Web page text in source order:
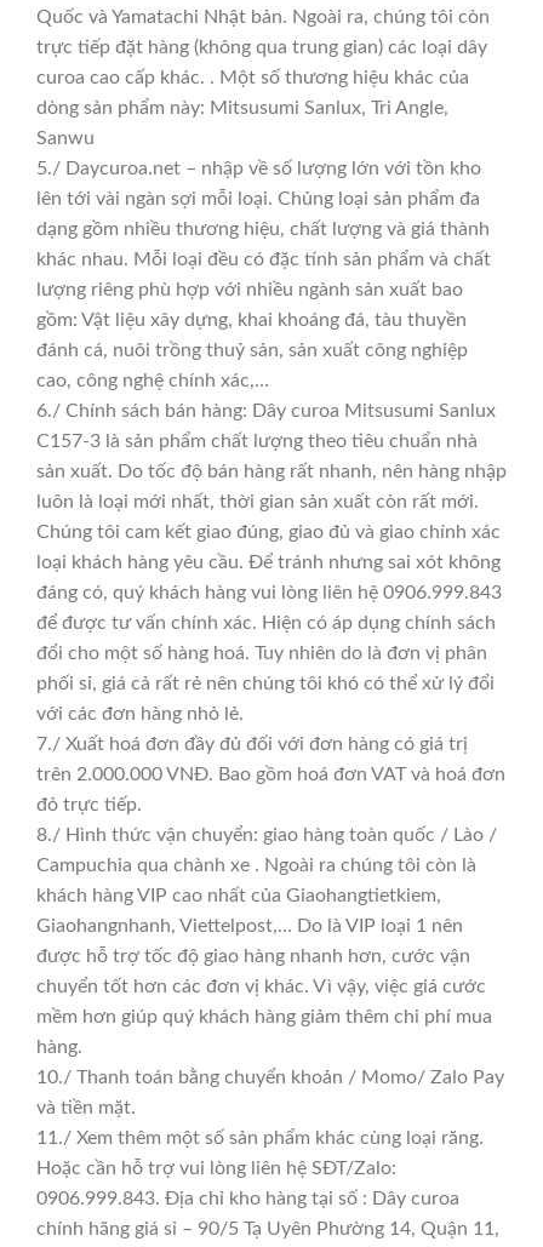
Quốc và Yamatachi Nhật bản. Ngoài ra, chúng tôi còn
trực tiếp đặt hàng (không qua trung gian) các loại dây
curoa cao cấp khác. . Một số thương hiệu khác của
dòng sản phẩm này: Mitsusumi Sanlux, Tri Angle,
Sanwu
5./ Daycuroa.net – nhập về số lượng lớn với tồn kho
lên tới vài ngàn sợi mỗi loại. Chủng loại sản phẩm đa
dạng gồm nhiều thương hiệu, chất lượng và giá thành
khác nhau. Mỗi loại đều có đặc tính sản phẩm và chất
lượng riêng phù hợp với nhiều ngành sản xuất bao
gồm: Vật liệu xây dựng, khai khoáng đá, tàu thuyền
đánh cá, nuôi trồng thuỷ sản, sản xuất công nghiệp
cao, công nghệ chính xác,…
6./ Chính sách bán hàng: Dây curoa Mitsusumi Sanlux
C157-3 là sản phẩm chất lượng theo tiêu chuẩn nhà
sản xuất. Do tốc độ bán hàng rất nhanh, nên hàng nhập
luôn là loại mới nhất, thời gian sản xuất còn rất mới.
Chúng tôi cam kết giao đúng, giao đủ và giao chính xác
loại khách hàng yêu cầu. Để tránh nhưng sai xót không
đáng có, quý khách hàng vui lòng liên hệ 0906.999.843
để được tư vấn chính xác. Hiện có áp dụng chính sách
đổi cho một số hàng hoá. Tuy nhiên do là đơn vị phân
phối sỉ, giá cả rất rẻ nên chúng tôi khó có thể xử lý đổi
với các đơn hàng nhỏ lẻ.
7./ Xuất hoá đơn đầy đủ đối với đơn hàng có giá trị
trên 2.000.000 VNĐ. Bao gồm hoá đơn VAT và hoá đơn
đỏ trực tiếp.
8./ Hình thức vận chuyển: giao hàng toàn quốc / Lào /
Campuchia qua chành xe . Ngoài ra chúng tôi còn là
khách hàng VIP cao nhất của Giaohangtietkiem,
Giaohangnhanh, Viettelpost,… Do là VIP loại 1 nên
được hỗ trợ tốc độ giao hàng nhanh hơn, cước vận
chuyển tốt hơn các đơn vị khác. Vì vậy, việc giá cước
mềm hơn giúp quý khách hàng giảm thêm chi phí mua
hàng.
10./ Thanh toán bằng chuyển khoản / Momo/ Zalo Pay
và tiền mặt.
11./ Xem thêm một số sản phẩm khác cùng loại răng.
Hoặc cần hỗ trợ vui lòng liên hệ SĐT/Zalo:
0906.999.843. Địa chỉ kho hàng tại số : Dây curoa
chính hãng giá sỉ – 90/5 Tạ Uyên Phường 14, Quận 11,